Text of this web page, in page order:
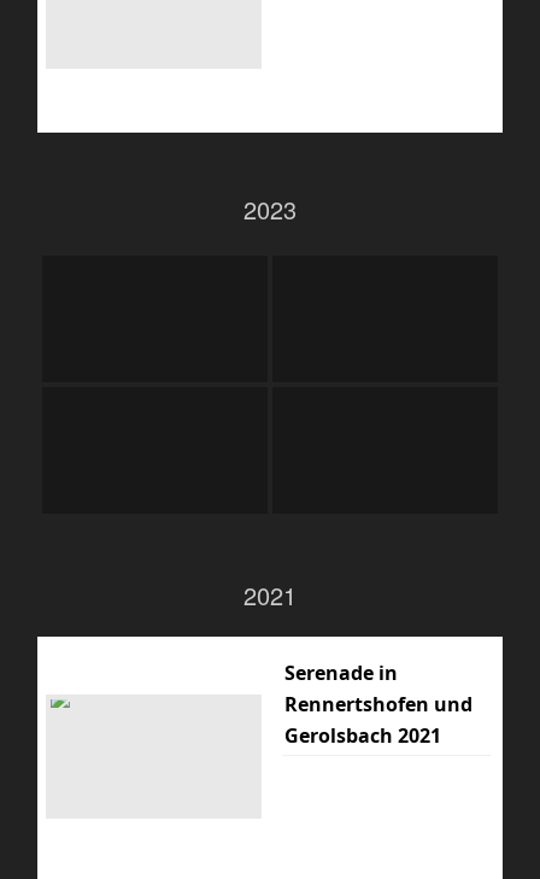
2023
2021
Serenade in
Rennertshofen und
Gerolsbach 2021